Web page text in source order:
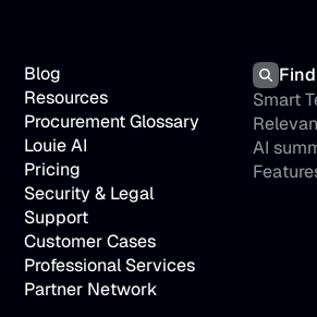
Blog
Resources
Procurement Glossary
Louie AI
Pricing
Security & Legal
Support
Customer Cases
Professional Services
Partner Network
Find
Smart
AI